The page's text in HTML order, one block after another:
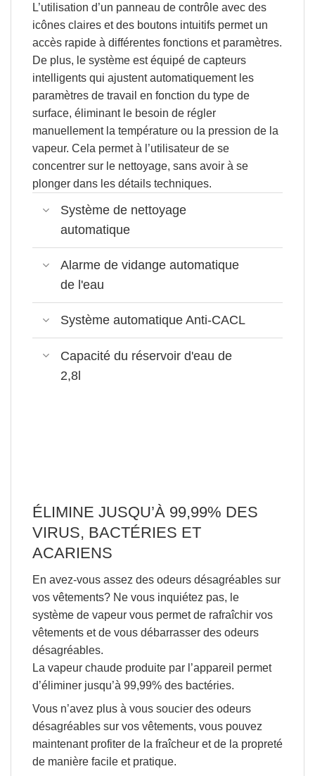
L’utilisation d’un panneau de contrôle avec des
icônes claires et des boutons intuitifs permet un
accès rapide à différentes fonctions et paramètres.
De plus, le système est équipé de capteurs
intelligents qui ajustent automatiquement les
paramètres de travail en fonction du type de
surface, éliminant le besoin de régler
manuellement la température ou la pression de la
vapeur. Cela permet à l’utilisateur de se
concentrer sur le nettoyage, sans avoir à se
plonger dans les détails techniques.
Système de nettoyage
automatique
Alarme de vidange automatique
de l'eau
Système automatique Anti-CACL
Capacité du réservoir d'eau de
2,8l
ÉLIMINE JUSQU’À 99,99% DES
VIRUS, BACTÉRIES ET
ACARIENS
En avez-vous assez des odeurs désagréables sur
vos vêtements? Ne vous inquiétez pas, le
système de vapeur vous permet de rafraîchir vos
vêtements et de vous débarrasser des odeurs
désagréables.
La vapeur chaude produite par l’appareil permet
d’éliminer jusqu’à 99,99% des bactéries.
Vous n’avez plus à vous soucier des odeurs
désagréables sur vos vêtements, vous pouvez
maintenant profiter de la fraîcheur et de la propreté
de manière facile et pratique.